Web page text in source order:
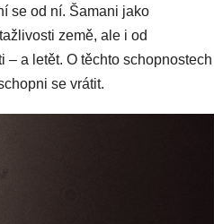
se od ní. Šamani jako
země, ale i od
a letět. O těchto schopnostech
se vrátit.